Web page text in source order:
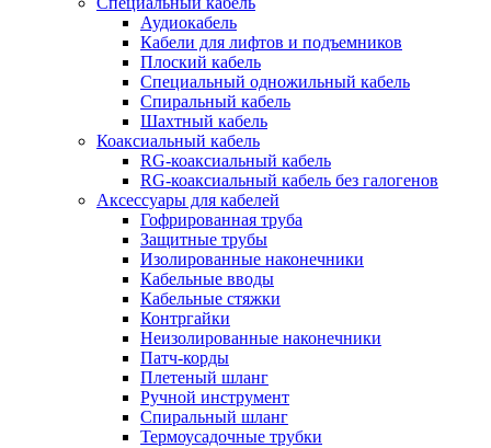
Аудиокабель
Кабели для лифтов и подъемников
Плоский кабель
Специальный одножильный кабель
Спиральный кабель
Шахтный кабель
Коаксиальный кабель
RG-коаксиальный кабель
RG-коаксиальный кабель без галогенов
Аксессуары для кабелей
Гофрированная труба
Защитные трубы
Изолированные наконечники
Кабельные вводы
Кабельные стяжки
Контргайки
Неизолированные наконечники
Патч-корды
Плетеный шланг
Ручной инструмент
Спиральный шланг
Термоусадочные трубки